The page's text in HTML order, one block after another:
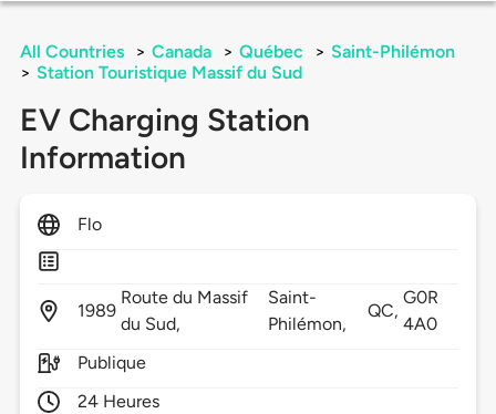
All Countries > Canada > Québec > Saint-Philémon
> Station Touristique Massif du Sud
EV Charging Station
Information
Flo
1989
Route du Massif
du Sud,
Saint-
Philémon,
QC,
G0R
4A0
Publique
24 Heures